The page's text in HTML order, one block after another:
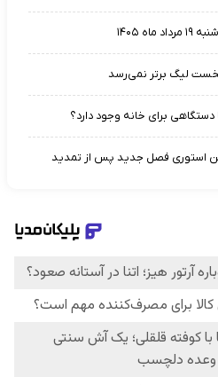
۱۴۰۵
لیگ برتر نمی‌رسد
دستگاهی برای خانه وجود دارد؟
استوری فصل جدید پس از تمدید